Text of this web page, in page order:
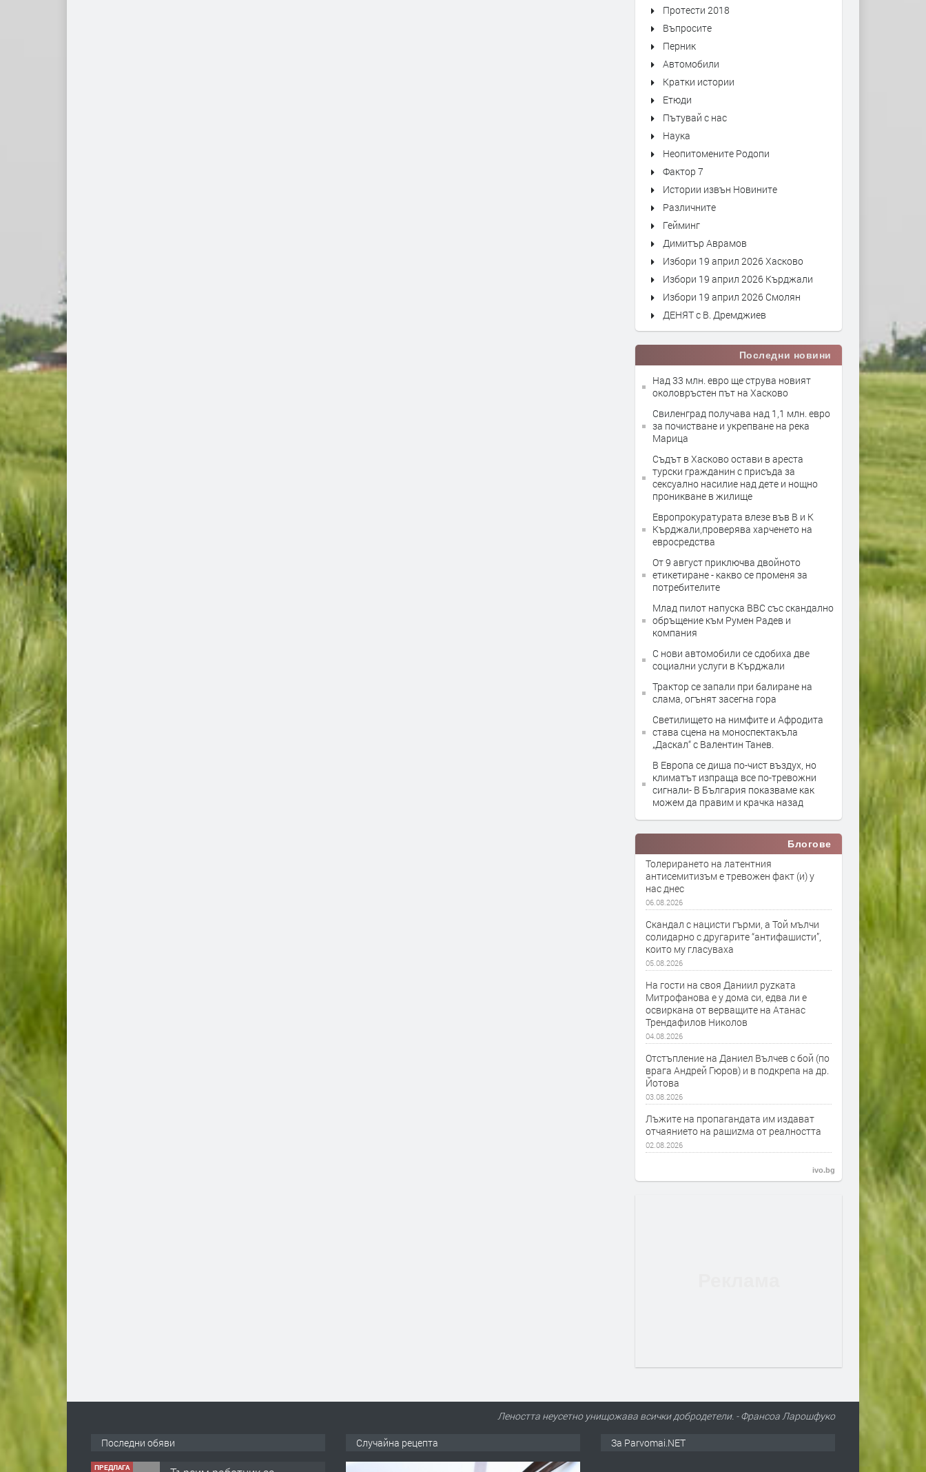
Протести 2018
Въпросите
Перник
Автомобили
Кратки истории
Етюди
Пътувай с нас
Наука
Неопитомените Родопи
Фактор 7
Истории извън Новините
Различните
Гейминг
Димитър Аврамов
Избори 19 април 2026 Хасково
Избори 19 април 2026 Кърджали
Избори 19 април 2026 Смолян
ДЕНЯТ с В. Дремджиев
Последни новини
Над 33 млн. евро ще струва новият
околовръстен път на Хасково
Свиленград получава над 1,1 млн. евро
за почистване и укрепване на река
Марица
Съдът в Хасково остави в ареста
турски гражданин с присъда за
сексуално насилие над дете и нощно
проникване в жилище
Европрокуратурата влезе във В и К
Кърджали,проверява харченето на
евросредства
От 9 август приключва двойното
етикетиране - какво се променя за
потребителите
Млад пилот напуска ВВС със скандално
обръщение към Румен Радев и
компания
С нови автомобили се сдобиха две
социални услуги в Кърджали
Трактор се запали при балиране на
слама, огънят засегна гора
Светилището на нимфите и Афродита
става сцена на моноспектакъла
„Даскал“ с Валентин Танев.
В Европа се диша по-чист въздух, но
климатът изпраща все по-тревожни
сигнали- В България показваме как
можем да правим и крачка назад
Блогове
Толерирането на латентния
антисемитизъм е тревожен факт (и) у
нас днес
06.08.2026
Скандал с нацисти гърми, а Той мълчи
солидарно с другарите “антифашисти”,
които му гласуваха
05.08.2026
На гости на своя Даниил руzката
Митрофанова е у дома си, едва ли е
освиркана от верващите на Атанас
Трендафилов Николов
04.08.2026
Отстъпление на Даниел Вълчев с бой (по
врага Андрей Гюров) и в подкрепа на др.
Йотова
03.08.2026
Лъжите на пропагандата им издават
отчаянието на рашиzма от реалността
02.08.2026
ivo.bg
Леността неусетно унищожава всички добродетели. - Франсоа Ларошфуко
Последни обяви
ПРЕДЛАГА
Случайна рецепта За Parvomai.NET